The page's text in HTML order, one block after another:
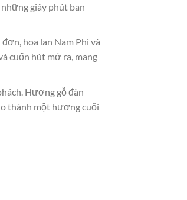
giây phút ban
hoa lan Nam Phi và
cuốn hút mở ra, mang
Hương gỗ đàn
thành một hương cuối